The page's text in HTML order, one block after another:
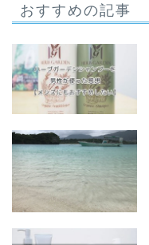
おすすめの記事